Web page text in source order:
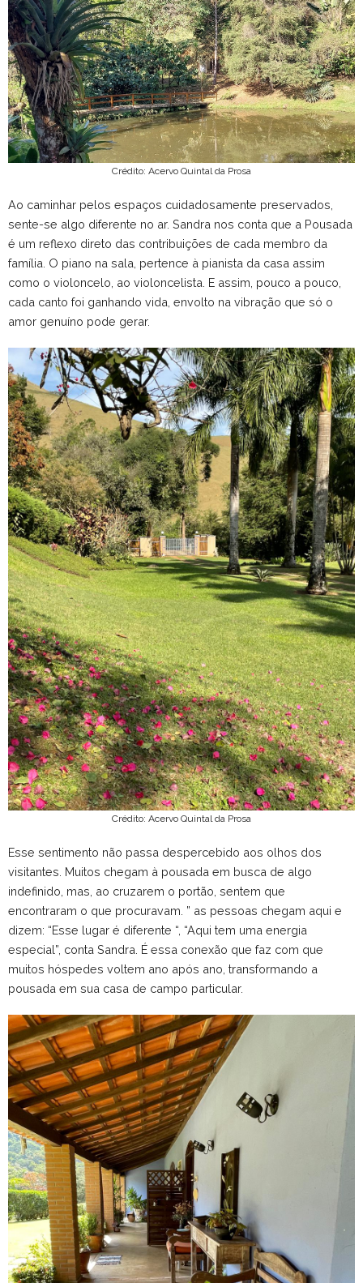
Crédito: Acervo Quintal da Prosa
Ao caminhar pelos espaços cuidadosamente preservados,
sente-se algo diferente no ar. Sandra nos conta que a Pousada
é um reflexo direto das contribuições de cada membro da
família. O piano na sala, pertence à pianista da casa assim
como o violoncelo, ao violoncelista. E assim, pouco a pouco,
cada canto foi ganhando vida, envolto na vibração que só o
amor genuíno pode gerar.
Crédito: Acervo Quintal da Prosa
Esse sentimento não passa despercebido aos olhos dos
visitantes. Muitos chegam à pousada em busca de algo
indefinido, mas, ao cruzarem o portão, sentem que
encontraram o que procuravam. ” as pessoas chegam aqui e
dizem: “Esse lugar é diferente “, “Aqui tem uma energia
especial”, conta Sandra. É essa conexão que faz com que
muitos hóspedes voltem ano após ano, transformando a
pousada em sua casa de campo particular.